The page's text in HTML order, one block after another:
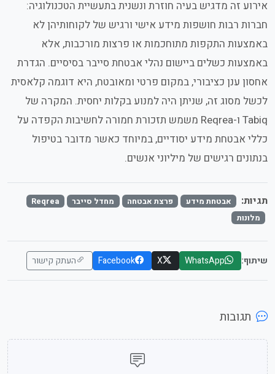
אירוע זה מדגיש בעיה חוזרת ונשנית בתעשיית הטכנולוגיה:
חברות רבות חושפות מידע אישי ורגיש של לקוחותיהן לא
באמצעות התקפות מתוחכמות או פרצות מורכבות, אלא
באמצעות כשלים ביישום נהלי אבטחת סייבר בסיסיים. הגדרת
אחסון ענן כציבורי, במקום פרטי ומאובטח, היא דוגמה קלאסית
לכשל מסוג זה, שניתן היה למנוע בקלות יחסית. המקרה של
Tabiq ו-Reqrea משמש תזכורת חמורה לחשיבות הקפדה על
כללי אבטחת מידע יסודיים, במיוחד כאשר מדובר בטיפול
בנתונים רגישים של מיליוני אנשים.
תגיות: אבטחת מידע פרצת אבטחה מחדל סייבר
Reqrea
מלונות
שיתוף: WhatsApp
X
Facebook העתק קישור
תגובות